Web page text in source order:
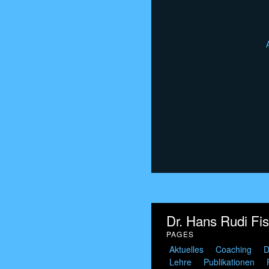
Dr. Hans Rudi
PAGES
Aktuelles Coaching
Lehre
Publikationen